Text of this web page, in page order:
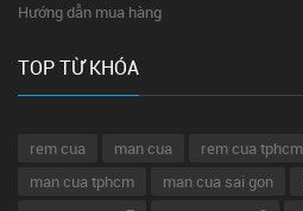
Hướng dẫn mua hàng
TOP TỪ KHÓA
rem cua man cua rem cua tphcm
man cua tphcm
man cua sai gon